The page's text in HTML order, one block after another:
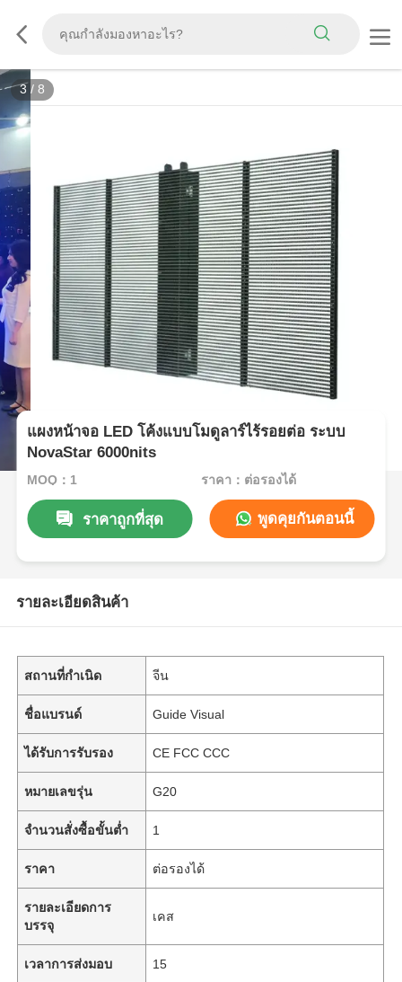
3 / 8
แผงหน้าจอ LED โค้งแบบโมดูลาร์ไร้รอยต่อ ระบบ
NovaStar 6000nits
MOQ：1 ราคา：ต่อรองได้
ราคาถูกที่สุด พูดคุยกันตอนนี้
รายละเอียดสินค้า
สถานที่กำเนิด จีน
ชื่อแบรนด์ Guide Visual
ได้รับการรับรอง CE FCC CCC
หมายเลขรุ่น G20
จำนวนสั่งซื้อขั้นต่ำ 1
ราคา ต่อรองได้
รายละเอียดการ
บรรจุ
เคส
เวลาการส่งมอบ 15